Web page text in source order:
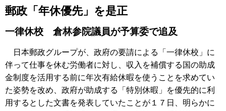
郵政「年休優先」を是正
一律休校 倉林参院議員が予算委で追及
日本郵政グループが、政府の要請による「一律休校」に
伴って仕事を休む労働者に対し、収入を補償する国の助成
金制度を活用する前に年次有給休暇を使うことを求めてい
た姿勢を改め、政府が助成する「特別休暇」を優先的に利
用するとした文書を発表していたことが１７日、明らかに